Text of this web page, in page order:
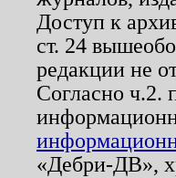
Доступ к
ст. 24
редакции не
Согласно ч.2.
«Дебри-ДВ»,